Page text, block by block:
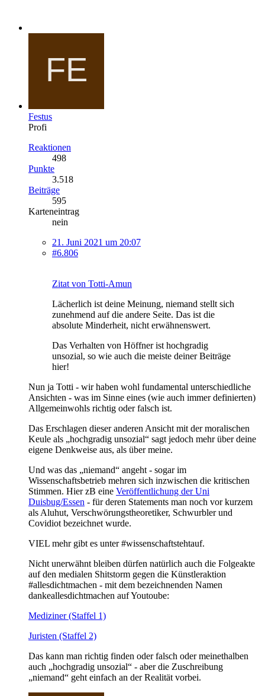
Festus
Profi
Reaktionen
498
Punkte
3.518
Beiträge
595
Karteneintrag
nein
21. Juni 2021 um 20:07
#6.806
Zitat von Totti-Amun
Lächerlich ist deine Meinung, niemand stellt sich
zunehmend auf die andere Seite. Das ist die
absolute Minderheit, nicht erwähnenswert.
Das Verhalten von Höffner ist hochgradig
unsozial, so wie auch die meiste deiner Beiträge
hier!
Nun ja Totti - wir haben wohl fundamental unterschiedliche
Ansichten - was im Sinne eines (wie auch immer definierten)
Allgemeinwohls richtig oder falsch ist.
Das Erschlagen dieser anderen Ansicht mit der moralischen
Keule als „hochgradig unsozial“ sagt jedoch mehr über deine
eigene Denkweise aus, als über meine.
Und was das „niemand“ angeht - sogar im
Wissenschaftsbetrieb mehren sich inzwischen die kritischen
Stimmen. Hier zB eine Veröffentlichung der Uni
Duisbug/Essen - für deren Statements man noch vor kurzem
als Aluhut, Verschwörungstheoretiker, Schwurbler und
Covidiot bezeichnet wurde.
VIEL mehr gibt es unter #wissenschaftstehtauf.
Nicht unerwähnt bleiben dürfen natürlich auch die Folgeakte
auf den medialen Shitstorm gegen die Künstleraktion
#allesdichtmachen - mit dem bezeichnenden Namen
dankeallesdichtmachen auf Youtoube:
Mediziner (Staffel 1)
Juristen (Staffel 2)
Das kann man richtig finden oder falsch oder meinethalben
auch „hochgradig unsozial“ - aber die Zuschreibung
„niemand“ geht einfach an der Realität vorbei.